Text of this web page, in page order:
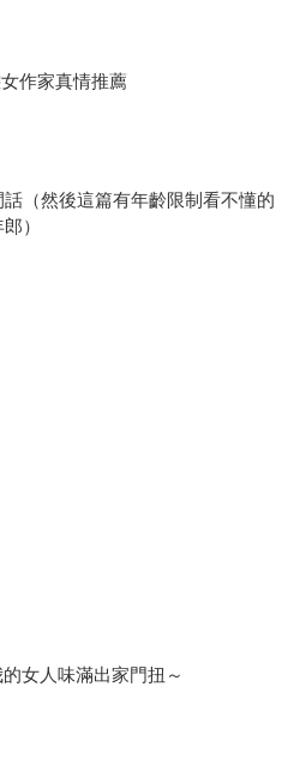
作家真情推薦
（然後這篇有年齡限制看不懂的
）
女人味滿出家門扭～